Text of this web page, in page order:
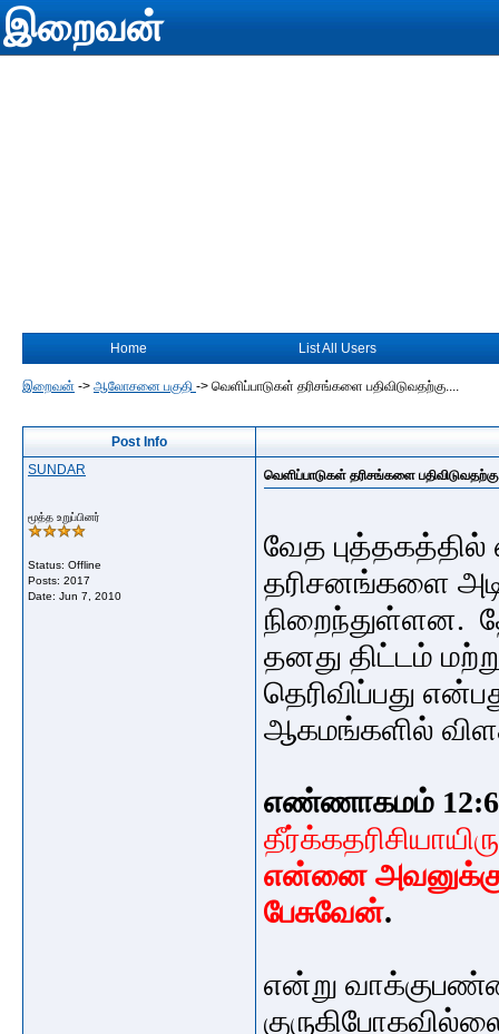
இறைவன்
Home List All Users
இறைவன் -> ஆலோசனை பகுதி -> வெளிப்பாடுகள் தரிசங்களை பதிவிடுவதற்கு....
Post Info
SUNDAR
மூத்த உறுப்பினர்
Status: Offline
Posts: 2017
Date: Jun 7, 2010
வெளிப்பாடுகள் தரிசங்களை
வேத புத்தகத்தில்
தரிசனங்களை
நிறைந்துள்ளன.
தனது திட்டம்
தெரிவிப்பது
ஆகமங்களில்
எண்ணாகமம் 12:6
என்னை
பேசுவேன்.
என்று